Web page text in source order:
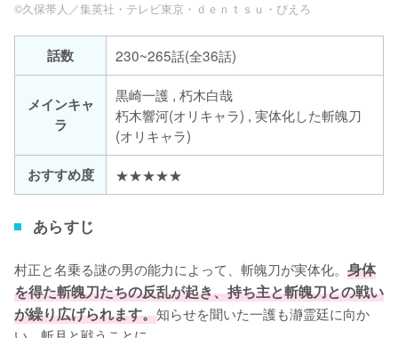
©久保帯人／集英社・テレビ東京・ｄｅｎｔｓｕ・ぴえろ
話数 230~265話(全36話)
メインキャ
ラ
黒崎一護 , 朽木白哉
朽木響河(オリキャラ) , 実体化した斬魄刀
(オリキャラ)
おすすめ度
★★★★★
あらすじ
村正と名乗る謎の男の能力によって、斬魄刀が実体化。 身体
を得た斬魄刀たちの反乱が起き、持ち主と斬魄刀との戦い
が繰り広げられます。知らせを聞いた一護も瀞霊廷に向か